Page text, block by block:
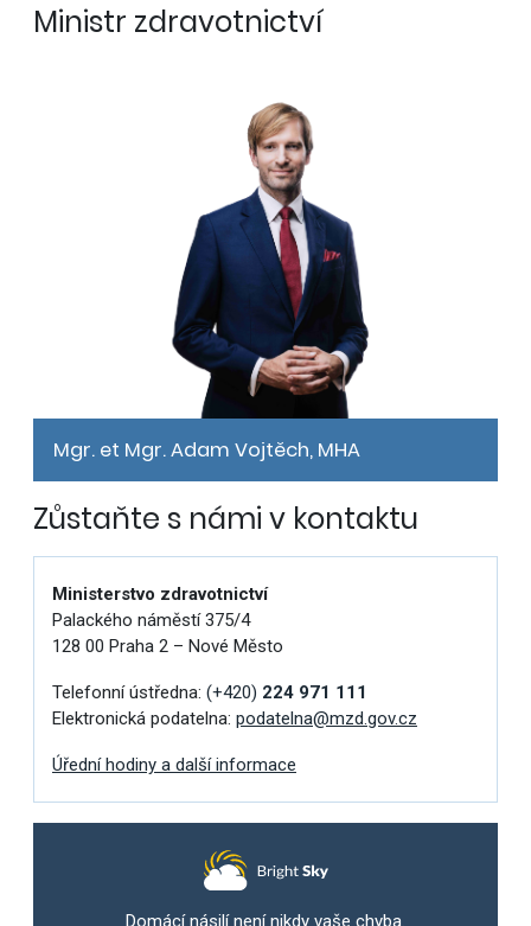
Ministr zdravotnictví
Mgr. et Mgr. Adam Vojtěch, MHA
Zůstaňte s námi v kontaktu
Ministerstvo zdravotnictví
Palackého náměstí 375/4
128 00 Praha 2 – Nové Město
Telefonní ústředna: (+420) 224 971 111
Elektronická podatelna: podatelna@mzd.gov.cz
Úřední hodiny a další informace
Domácí násilí není nikdy vaše chyba.